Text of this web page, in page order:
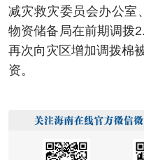
减灾救灾委员会办公室
物资储备局在前期调拨
再次向灾区增加调拨棉
资。